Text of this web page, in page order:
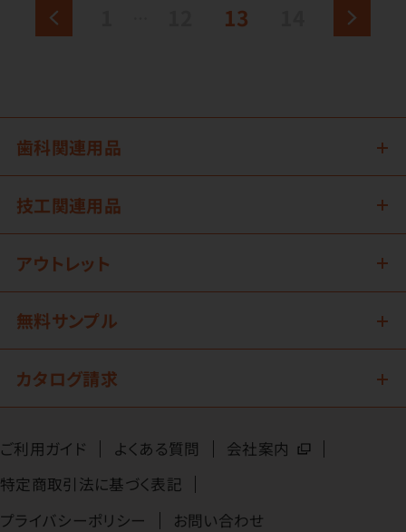
13
歯科関連用品
技工関連用品
アウトレット
無料サンプル
カタログ請求
ご利用ガイド よくある質問
会社案内
特定商取引法に基づく表記
プライバシーポリシー
お問い合わせ